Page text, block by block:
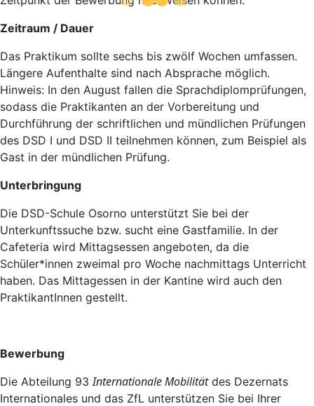
Zeitraum / Dauer
Das Praktikum sollte sechs bis zwölf Wochen umfassen.
Längere Aufenthalte sind nach Absprache möglich.
Hinweis: In den August fallen die Sprachdiplomprüfungen,
sodass die Praktikanten an der Vorbereitung und
Durchführung der schriftlichen und mündlichen Prüfungen
des DSD I und DSD II teilnehmen können, zum Beispiel als
Gast in der mündlichen Prüfung.
Unterbringung
Die DSD-Schule Osorno unterstützt Sie bei der
Unterkunftssuche bzw. sucht eine Gastfamilie. In der
Cafeteria wird Mittagsessen angeboten, da die
Schüler*innen zweimal pro Woche nachmittags Unterricht
haben. Das Mittagessen in der Kantine wird auch den
PraktikantInnen gestellt.
Bewerbung
Die Abteilung 93 Internationale Mobilitätdes Dezernats
Internationales und das ZfL unterstützen Sie bei Ihrer